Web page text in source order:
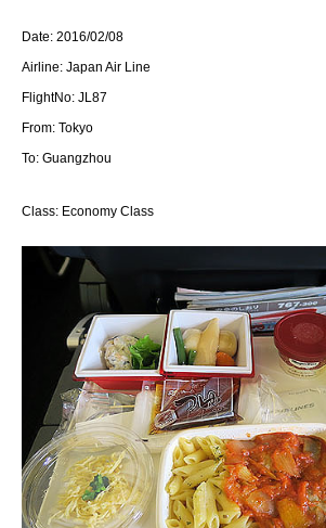
Date: 2016/02/08
Airline: Japan Air Line
FlightNo: JL87
From: Tokyo
To: Guangzhou
Class: Economy Class